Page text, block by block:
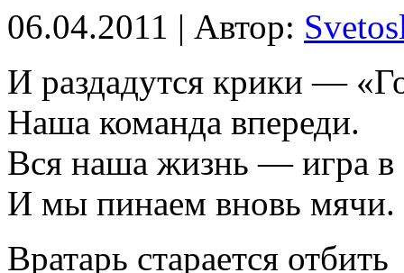
06.04.2011 | Автор:
И раздадутся крики —
Наша команда впереди.
Вся наша жизнь — игра в
И мы пинаем вновь мячи.
Вратарь старается отбить